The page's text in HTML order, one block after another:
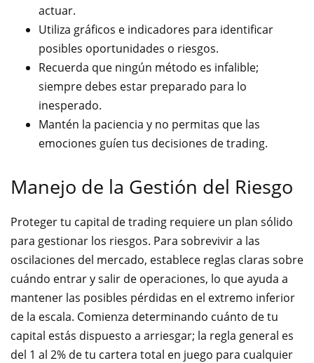
actuar.
Utiliza gráficos e indicadores para identificar
posibles oportunidades o riesgos.
Recuerda que ningún método es infalible;
siempre debes estar preparado para lo
inesperado.
Mantén la paciencia y no permitas que las
emociones guíen tus decisiones de trading.
Manejo de la Gestión del Riesgo
Proteger tu capital de trading requiere un plan sólido
para gestionar los riesgos. Para sobrevivir a las
oscilaciones del mercado, establece reglas claras sobre
cuándo entrar y salir de operaciones, lo que ayuda a
mantener las posibles pérdidas en el extremo inferior
de la escala. Comienza determinando cuánto de tu
capital estás dispuesto a arriesgar; la regla general es
del 1 al 2% de tu cartera total en juego para cualquier